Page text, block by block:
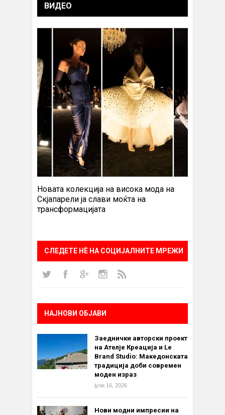
ВИДЕО
Новата колекција на висока мода на
Скјапарели ја слави моќта на
трансформацијата
СЛЕДЕТЕ НÈ НА СОЦИЈАЛНИТЕ МРЕЖИ
НАЈНОВИ ОБЈАВИ
Заеднички авторски проект
на Ателје Креација и Le
Brand Studio: Македонската
традиција доби современ
моден израз
јули 16, 2026
Нови модни импресии на